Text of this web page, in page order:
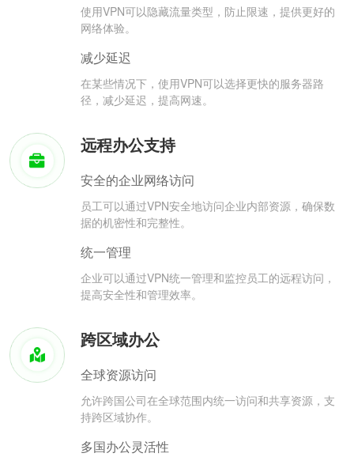
使用VPN可以隐藏流量类型，防止限速，提供更好的
网络体验。
减少延迟
在某些情况下，使用VPN可以选择更快的服务器路
径，减少延迟，提高网速。
远程办公支持
安全的企业网络访问
员工可以通过VPN安全地访问企业内部资源，确保数
据的机密性和完整性。
统一管理
企业可以通过VPN统一管理和监控员工的远程访问，
提高安全性和管理效率。
跨区域办公
全球资源访问
允许跨国公司在全球范围内统一访问和共享资源，支
持跨区域协作。
多国办公灵活性